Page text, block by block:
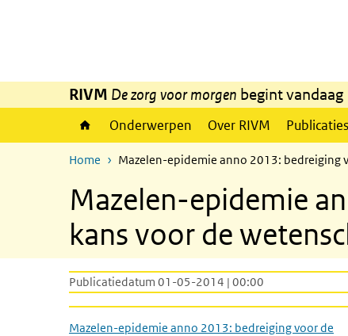
RIVM De zorg voor morgen begint vandaag
Onderwerpen Over RIVM Publicaties
Home Mazelen-epidemie anno 2013: bedreiging
Mazelen-epidemie
kans voor de
Publicatiedatum 01-05-2014 | 00:00
Mazelen-epidemie anno 2013: bedreiging voor de